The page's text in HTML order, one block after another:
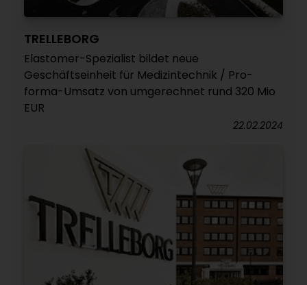
TRELLEBORG
Elastomer-Spezialist bildet neue
Geschäftseinheit für Medizintechnik / Pro-
forma-Umsatz von umgerechnet rund 320 Mio
EUR
22.02.2024